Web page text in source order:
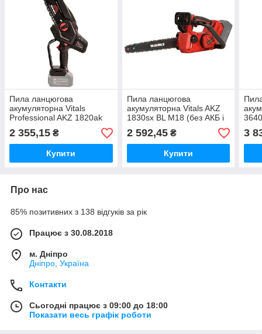
Пила ланцюгова
акумуляторна Vitals
Professional AKZ 1820ak
BL М18 (без АКБ і ЗП)
2 355,15 ₴
Купити
Пила ланцюгова
акумуляторна Vitals AKZ
1830sx BL М18 (без АКБ і
ЗП)
2 592,45₴
Купити
ЗП)
3
Про нас
85% позитивних з 138 відгуків за рік
Працює з 30.08.2018
м. Дніпро
Дніпро, Україна
Контакти
Сьогодні працює з 09:00 до 18:00
Показати весь графік роботи